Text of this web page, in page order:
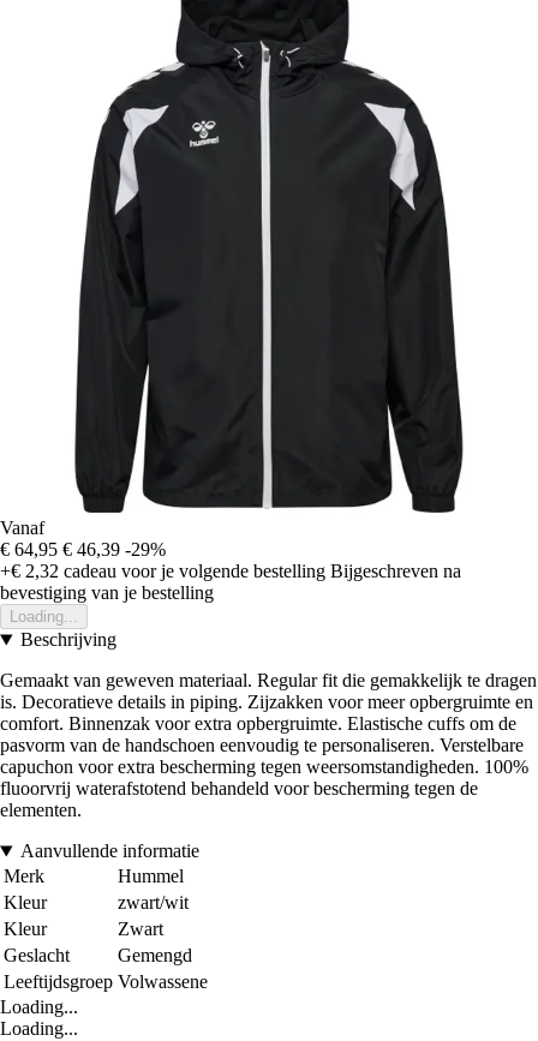
Vanaf
€ 64,95 € 46,39 -29%
+€ 2,32 cadeau voor je volgende bestelling Bijgeschreven na
bevestiging van je bestelling
Loading...
Beschrijving
Gemaakt van geweven materiaal. Regular fit die gemakkelijk te dragen
is. Decoratieve details in piping. Zijzakken voor meer opbergruimte en
comfort. Binnenzak voor extra opbergruimte. Elastische cuffs om de
pasvorm van de handschoen eenvoudig te personaliseren. Verstelbare
capuchon voor extra bescherming tegen weersomstandigheden. 100%
fluoorvrij waterafstotend behandeld voor bescherming tegen de
elementen.
Aanvullende informatie
Merk
Hummel
Kleur
zwart/wit
Kleur
Zwart
Geslacht
Gemengd
Leeftijdsgroep Volwassene
Loading...
Loading...